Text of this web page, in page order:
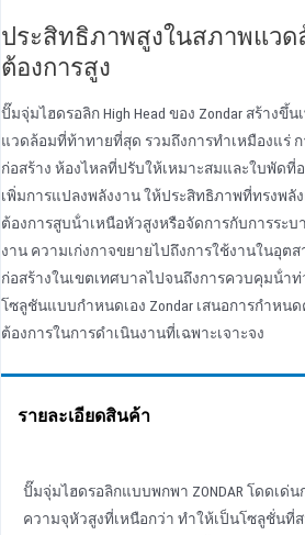
ประสิทธิภาพสูงในสภาพแว
ต้องการสูง
ปั๊มจุ่มไฮดรอลิก High Head ของ Zondar สร้างขึ้
แวดล้อมที่ท้าทายที่สุด รวมถึงการทําเหมืองแร่
ก่อสร้าง ห้องไหลที่ปรับให้เหมาะสมและใบพัด
เพิ่มการแปลงพลังงาน ให้ประสิทธิภาพที่ทรงพลั
ต้องการสูบน้ําเหนือหัวสูงหรือจัดการกับการระ
งาน ความเก่งกาจขยายไปถึงการใช้งานในอุต
ก่อสร้างในเขตเทศบาลไปจนถึงการควบคุมน้ํา
โซลูชันแบบกําหนดเอง Zondar เสนอการกําหน
ต้องการในการดําเนินงานที่เฉพาะเจาะจง
รายละเอียดสินค้า
ปั๊มจุ่มไฮดรอลิกแบบพกพา ZONDAR โดดเด่
ความจุหัวสูงที่เหนือกว่า ทําให้เป็นโซลูชั่น